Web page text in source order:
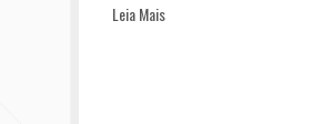
Leia Mais